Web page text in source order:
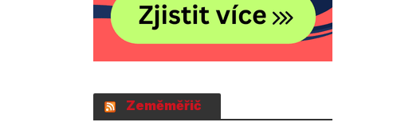
Zeměměřič